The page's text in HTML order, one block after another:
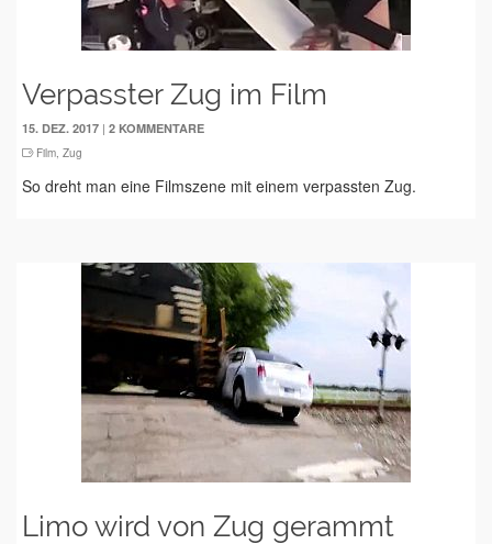
Verpasster Zug im Film
15. DEZ. 2017 | 2 KOMMENTARE
Film, Zug
So dreht man eine Filmszene mit einem verpassten Zug.
Limo wird von Zug gerammt